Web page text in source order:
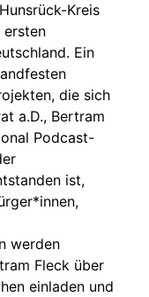
Kreis
ersten
Ein
die sich
a.D., Bertram
Podcast-
ist,
werden
Fleck über
einladen und